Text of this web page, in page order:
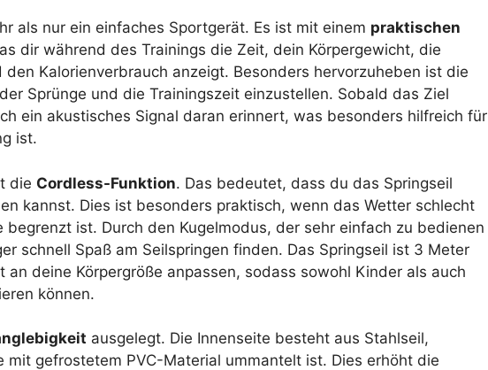
als nur ein einfaches Sportgerät. Es ist mit einem praktischen
dir während des Trainings die Zeit, dein Körpergewicht, die
den Kalorienverbrauch anzeigt. Besonders hervorzuheben ist die
Sprünge und die Trainingszeit einzustellen. Sobald das Ziel
ein akustisches Signal daran erinnert, was besonders hilfreich für
ist.
die Cordless-Funktion. Das bedeutet, dass du das Springseil
kannst. Dies ist besonders praktisch, wenn das Wetter schlecht
begrenzt ist. Durch den Kugelmodus, der sehr einfach zu bedienen
schnell Spaß am Seilspringen finden. Das Springseil ist 3 Meter
an deine Körpergröße anpassen, sodass sowohl Kinder als auch
können.
ausgelegt. Die Innenseite besteht aus Stahlseil,
mit gefrostetem PVC-Material ummantelt ist. Dies erhöht die